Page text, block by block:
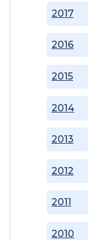
2010
2011
2012
2013
2014
2015
2016
2017